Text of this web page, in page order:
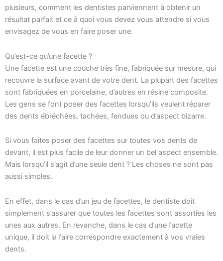
plusieurs, comment les dentistes parviennent à obtenir un
résultat parfait et ce à quoi vous devez vous attendre si vous
envisagez de vous en faire poser une.
Qu’est-ce qu’une facette ?
Une facette est une couche très fine, fabriquée sur mesure, qui
recouvre la surface avant de votre dent. La plupart des facettes
sont fabriquées en porcelaine, d’autres en résine composite.
Les gens se font poser des facettes lorsqu’ils veulent réparer
des dents ébréchées, tachées, fendues ou d’aspect bizarre.
Si vous faites poser des facettes sur toutes vos dents de
devant, il est plus facile de leur donner un bel aspect ensemble.
Mais lorsqu’il s’agit d’une seule dent ? Les choses ne sont pas
aussi simples.
En effet, dans le cas d’un jeu de facettes, le dentiste doit
simplement s’assurer que toutes les facettes sont assorties les
unes aux autres. En revanche, dans le cas d’une facette
unique, il doit la faire correspondre exactement à vos vraies
dents.